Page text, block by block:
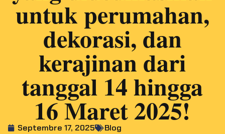
untuk perumahan,
dekorasi, dan
kerajinan dari
tanggal 14 hingga
16 Maret 2025!
Septembre 17, 2025 Blog